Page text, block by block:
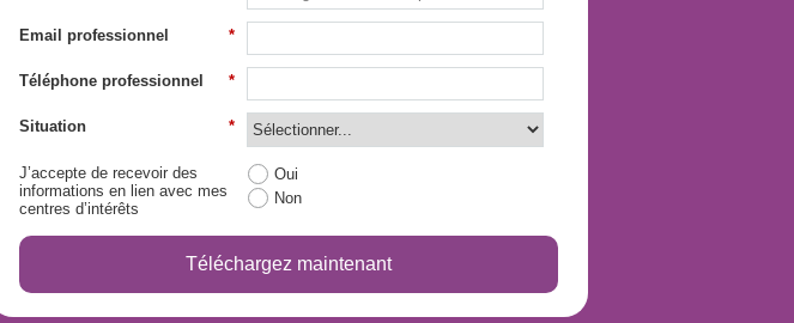
*
Email professionnel
*
Téléphone professionnel
*
Situation
J’accepte de recevoir des
informations en lien avec mes
centres d’intérêts
Oui
Non
Téléchargez maintenant